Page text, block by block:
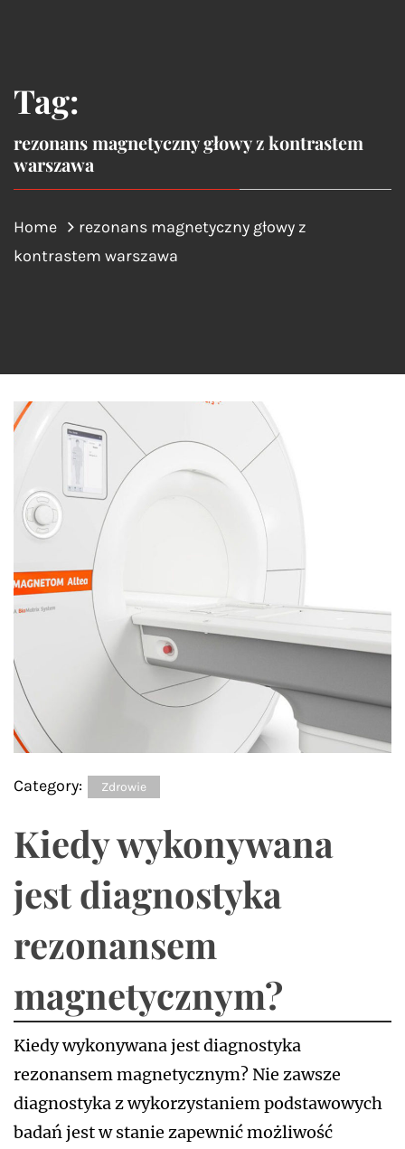
Tag:
rezonans magnetyczny głowy z kontrastem
warszawa
Home
rezonans magnetyczny głowy z
kontrastem warszawa
Category: Zdrowie
Kiedy wykonywana
jest diagnostyka
rezonansem
magnetycznym?
Kiedy wykonywana jest diagnostyka
rezonansem magnetycznym? Nie zawsze
diagnostyka z wykorzystaniem podstawowych
badań jest w stanie zapewnić możliwość